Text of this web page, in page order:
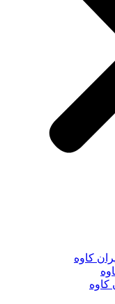
کاوه
کاوه